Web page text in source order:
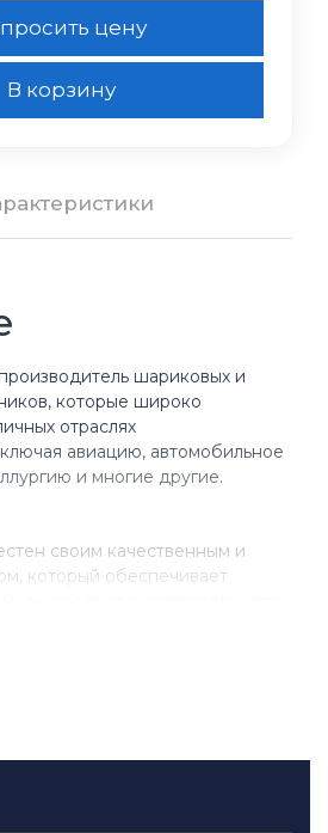
цену
В корзину
шариковых и
которые широко
отраслях
авиацию, автомобильное
и многие другие.
своим качественным и
который обеспечивает
имеет более чем